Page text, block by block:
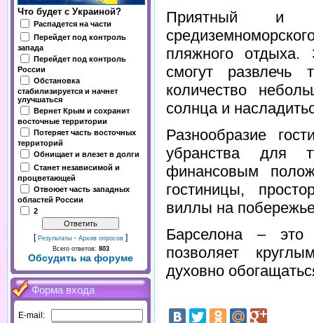
Что будет с Украиной?
Распадется на части
Перейдет под контроль
запада
Перейдет под контроль
России
Обстановка
стабилизируется и начнет
улучшаться
Вернет Крым и сохранит
восточные территории
Потеряет часть восточных
территорий
Обнищает и влезет в долги
Станет независимой и
процветающей
Отвоюет часть западных
областей России
2
[ Результаты · Архив опросов ]
Всего ответов: 803
Обсудить на форуме
Форма входа
E-mail:
Приятный и
пляжного
смогут развлечь
количество
солнца и
Разнообразие
убранства для
финансовым
гостиницы,
виллы на
Барселона –
позволяет
духовно